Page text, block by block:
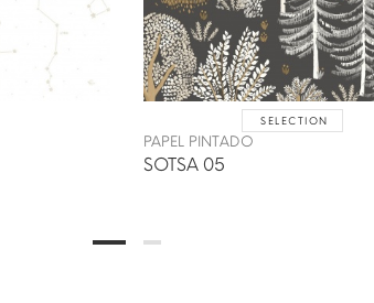
SELECTION
PAPEL PINTADO
SOTSA 05